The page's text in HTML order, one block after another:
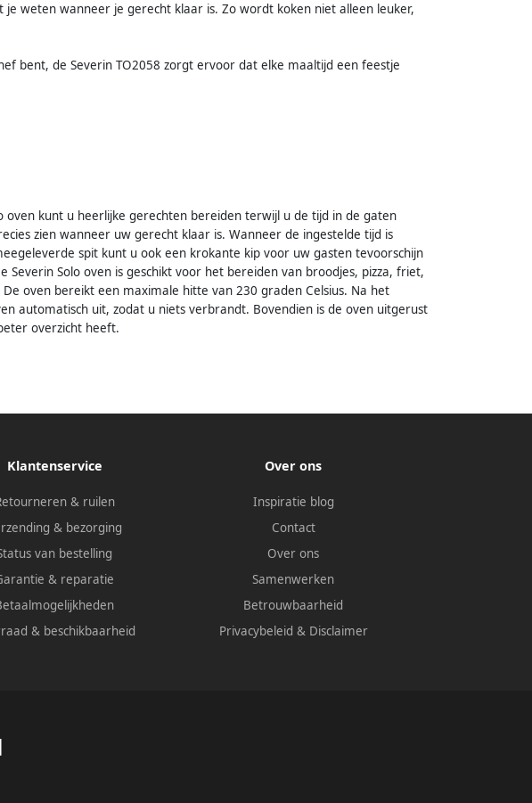
je weten wanneer je gerecht klaar is. Zo wordt koken niet alleen leuker,
bent, de Severin TO2058 zorgt ervoor dat elke maaltijd een feestje
oven kunt u heerlijke gerechten bereiden terwijl u de tijd in de gaten
zien wanneer uw gerecht klaar is. Wanneer de ingestelde tijd is
spit kunt u ook een krokante kip voor uw gasten tevoorschijn
Severin Solo oven is geschikt voor het bereiden van broodjes, pizza, friet,
oven bereikt een maximale hitte van 230 graden Celsius. Na het
automatisch uit, zodat u niets verbrandt. Bovendien is de oven uitgerust
overzicht heeft.
Klantenservice
& ruilen
& bezorging
van bestelling
& reparatie
& beschikbaarheid
Over ons
Inspiratie blog
Contact
Over ons
Samenwerken
Betrouwbaarheid
Privacybeleid & Disclaimer